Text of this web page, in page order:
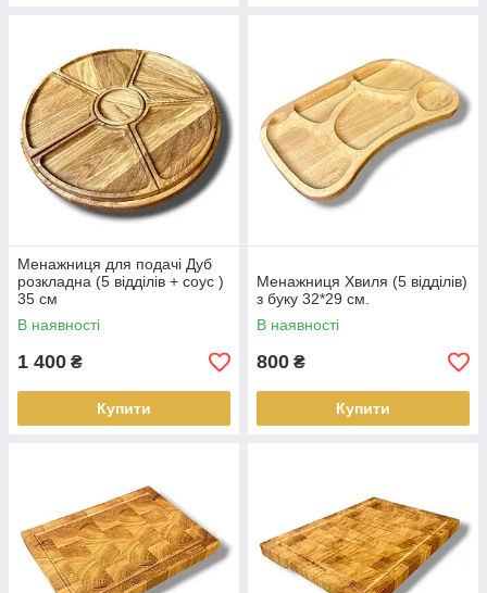
Менажниця для подачі Дуб
розкладна (5 відділів + соус )
35 см
В наявності
1 400 ₴
Купити
Менажниця Хвиля (5 відділів)
з буку 32*29 см.
В наявності
800 ₴
Купити